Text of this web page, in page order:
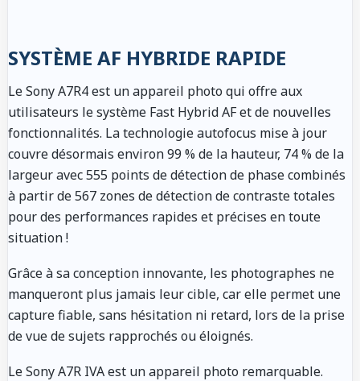
SYSTÈME AF HYBRIDE RAPIDE
Le Sony A7R4 est un appareil photo qui offre aux
utilisateurs le système Fast Hybrid AF et de nouvelles
fonctionnalités. La technologie autofocus mise à jour
couvre désormais environ 99 % de la hauteur, 74 % de la
largeur avec 555 points de détection de phase combinés
à partir de 567 zones de détection de contraste totales
pour des performances rapides et précises en toute
situation !
Grâce à sa conception innovante, les photographes ne
manqueront plus jamais leur cible, car elle permet une
capture fiable, sans hésitation ni retard, lors de la prise
de vue de sujets rapprochés ou éloignés.
Le Sony A7R IVA est un appareil photo remarquable.